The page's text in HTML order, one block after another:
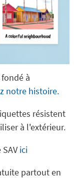
à
notre histoire.
résistent
à l'extérieur.
ici
partout en